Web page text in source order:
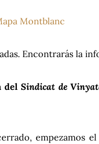
Encontrarás la
delSindicat de
empezamos